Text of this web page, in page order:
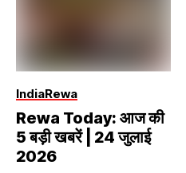
IndiaRewa
Rewa Today: आज की
5 बड़ी खबरें | 24 जुलाई
2026